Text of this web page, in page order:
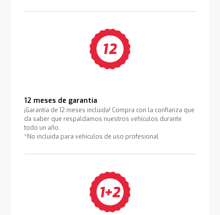
12 meses de garantía
¡Garantía de 12 meses incluida! Compra con la confianza que
da saber que respaldamos nuestros vehículos durante
todo un año.
*No incluida para vehículos de uso profesional